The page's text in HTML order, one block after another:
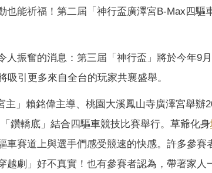
能祈福！第二屆「神行盃廣澤宮B-Max四驅
振奮的消息：第三屆「神行盃」將於今年9
引更多來自全台的玩家共襄盛舉。
」賴銘偉主導、桃園大溪鳳山寺廣澤宮舉辦
鑽轎底」結合四驅車競技比賽舉行。草爺化身
賽道上與選手們感受競速的快感。許多參賽
劇」好不真實！也有參賽者認為，帶著家人